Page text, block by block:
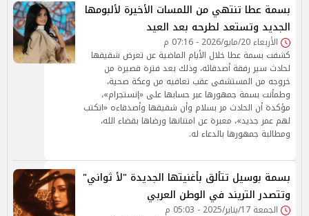
بسمة عطا تنتهي من اللمسات الأخيرة لألبومها
الجديد وتستعد لطرحه بعد العيد
الأربعاء 20/مايو/2026 - 07:16 م
كشفت بسمة عطا خلال الأيام الماضية عن تعرض شقيقها
لحادث سير رفقة أصدقائه، وذلك بعد فترة قصيرة من
خروجه من المستشفى عقب تعافيه من وعكة صحية،
وطمأنت بسمة جمهورها عبر حسابها على «إنستجرام»،
مؤكدة أن الحادث مر بسلام وأن شقيقها وأصدقاءه «اتكتب
لهم عمر جديد»، معبرة عن امتنانها ورضاها بقضاء الله،
ومطالبة جمهورها بالدعاء له.
بسمة بوسيل تتألق بأغنيتها الجديدة "لأ ثواني"
وتتصدر التريند في الوطن العربي
الجمعة 17/يناير/2025 - 05:03 م